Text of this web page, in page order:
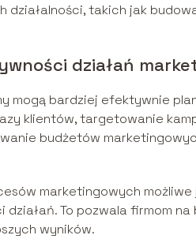
takich jak
działań
mogą bardziej efektywnie
klientów, targetowanie
budżetów
marketingowych
działań. To pozwala firmom
wyników.